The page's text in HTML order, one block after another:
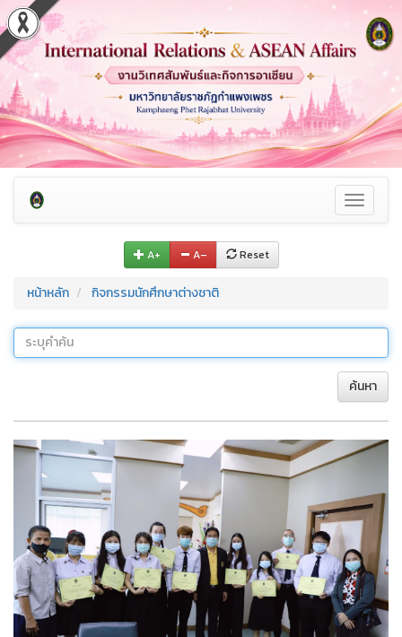
Toggle
A+ A– Reset
หน้าหลัก กิจกรรมนักศึกษาต่างชาติ
ค้นหา